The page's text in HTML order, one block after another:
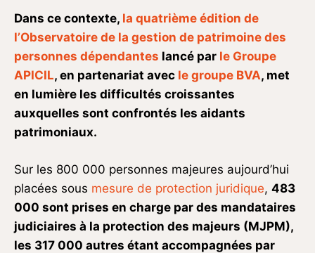
Dans ce contexte, la quatrième édition de
l’Observatoire de la gestion de patrimoine des
personnes dépendantes lancé par le Groupe
APICIL, en partenariat avec le groupe BVA, met
en lumière les difficultés croissantes
auxquelles sont confrontés les aidants
patrimoniaux.
Sur les 800 000 personnes majeures aujourd’hui
placées sous mesure de protection juridique, 483
000 sont prises en charge par des mandataires
judiciaires à la protection des majeurs (MJPM),
les 317 000 autres étant accompagnées par